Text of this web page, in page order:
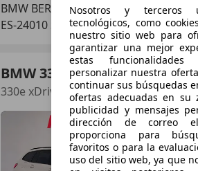
BMW BERNESGA MOTOR
ES-24010 SAN ANDRES DEL RABANEDO
BMW 330
330e xDrive Touring
Nosotros y terceros
tecnológicos, como
nuestro sitio web para
garantizar una mejor
estas
personalizar nuestra
continuar sus búsquedas
ofertas adecuadas en su
publicidad y mensajes
dirección de correo
proporciona para
favoritos o para la
uso del sitio web, ya que